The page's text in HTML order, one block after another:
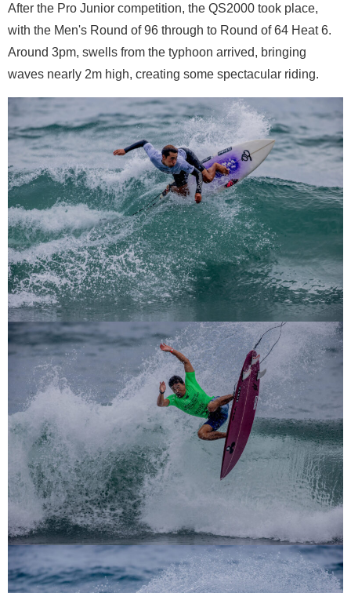
After the Pro Junior competition, the QS2000 took place,
with the Men's Round of 96 through to Round of 64 Heat 6.
Around 3pm, swells from the typhoon arrived, bringing
waves nearly 2m high, creating some spectacular riding.